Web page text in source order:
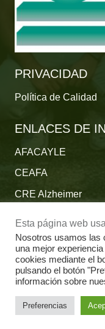
PRIVACIDAD
Política de Calidad
ENLACES DE
AFACAYLE
CEAFA
CRE Alzheimer
Fundación Cien
Plataforma del
Fundación Por un
Fundación Tase
Esta página web
Nosotros usamos las
una mejor
cookies mediante el
pulsando el botón
información sobre
Preferencias